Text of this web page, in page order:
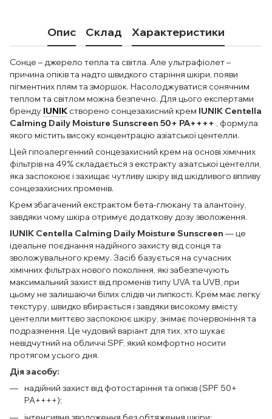
Опис Склад Характеристики
Сонце – джерело тепла та світла. Але ультрафіолет –
причина опіків та надто швидкого старіння шкіри, появи
пігментних плям та зморшок. Насолоджуватися сонячним
теплом та світлом можна безпечно. Для цього експертами
бренду IUNIK створено сонцезахисний крем IUNIK Centella
Calming Daily Moisture Sunscreen 50+ PA++++ , формула
якого містить високу концентрацію азіатської центелли.
Цей гіпоалергенний сонцезахисний крем на основі хімічних
фільтрів на 49% складається з екстракту азіатської центелли,
яка заспокоює і захищає чутливу шкіру від шкідливого впливу
сонцезахисних променів.
Крем збагачений екстрактом бета-глюкану та алантоїну,
завдяки чому шкіра отримує додаткову дозу зволоження.
IUNIK Centella Calming Daily Moisture Sunscreen — це
ідеальне поєднання надійного захисту від сонця та
зволожувального крему. Засіб базується на сучасних
хімічних фільтрах нового покоління, які забезпечують
максимальний захист від променів типу UVA та UVB, при
цьому не залишаючи білих слідів чи липкості. Крем має легку
текстуру, швидко вбирається і завдяки високому вмісту
центелли миттєво заспокоює шкіру, знімає почервоніння та
подразнення. Це чудовий варіант для тих, хто шукає
невідчутний на обличчі SPF, який комфортно носити
протягом усього дня.
Дія засобу:
надійний захист від фотостаріння та опіків (SPF 50+
PA++++);